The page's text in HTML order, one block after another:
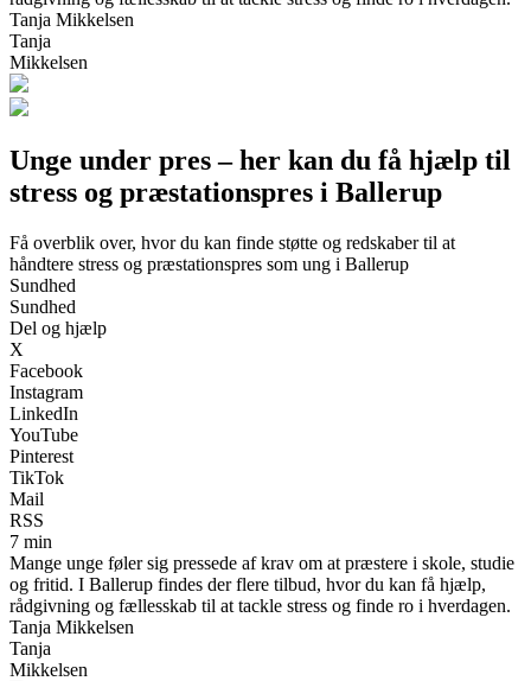
Tanja Mikkelsen
Tanja
Mikkelsen
Unge under pres – her kan du få hjælp til
stress og præstationspres i Ballerup
Få overblik over, hvor du kan finde støtte og redskaber til at
håndtere stress og præstationspres som ung i Ballerup
Sundhed
Sundhed
Del og hjælp
X
Facebook
Instagram
LinkedIn
YouTube
Pinterest
TikTok
Mail
RSS
7 min
Mange unge føler sig pressede af krav om at præstere i skole, studie
og fritid. I Ballerup findes der flere tilbud, hvor du kan få hjælp,
rådgivning og fællesskab til at tackle stress og finde ro i hverdagen.
Tanja Mikkelsen
Tanja
Mikkelsen